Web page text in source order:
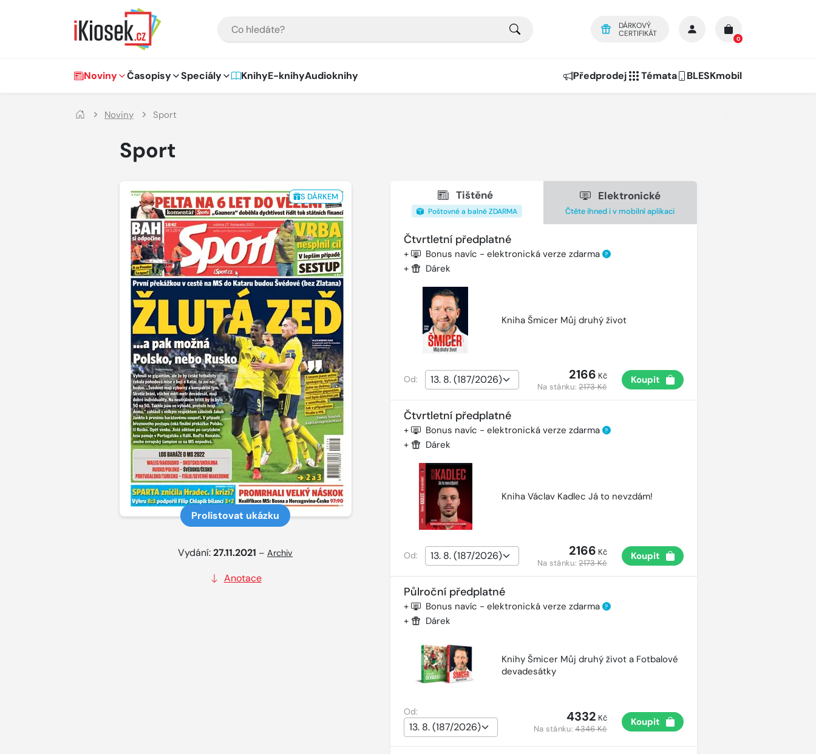
DÁRKOVÝ
CERTIFIKÁT
0
Hlavní navigace
Noviny Časopisy Speciály KnihyE-knihyAudioknihy Předprodej Témata BLESKmobil
Noviny Sport
Sport
S DÁRKEM
Prolistovat ukázku
Vydání:27.11.2021 –Archiv
Anotace
Tištěné
Poštovné a balné ZDARMA
Elektronické
Čtěte ihned i v mobilní aplikaci
Čtvrtletní předplatné
+ Bonus navíc - elektronická verze zdarma ?
+ Dárek
Kniha Šmicer Můj druhý život
Od: 2166 Kč
Na stánku:2173 Kč
Koupit
Čtvrtletní předplatné
+ Bonus navíc - elektronická verze zdarma ?
+ Dárek
Kniha Václav Kadlec Já to nevzdám!
Od: 2166 Kč
Na stánku:2173 Kč
Koupit
Půlroční předplatné
+ Bonus navíc - elektronická verze zdarma ?
+ Dárek
Knihy Šmicer Můj druhý život a Fotbalové
devadesátky
Od: 4332 Kč
Na stánku:4346 Kč
Koupit